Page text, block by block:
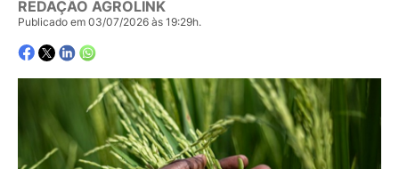
REDAÇÃO AGROLINK
Publicado em 03/07/2026 às 19:29h.